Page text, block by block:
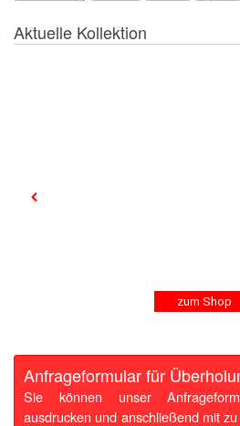
Aktuelle Kollektion
zum Shop
Anfrageformular für
Sie können unser
ausdrucken und anschließend mit